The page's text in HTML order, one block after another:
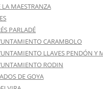
LA MAESTRANZA
PARLADÉ
CARAMBOLO
LLAVES PENDÓN Y
RODIN
DE GOYA